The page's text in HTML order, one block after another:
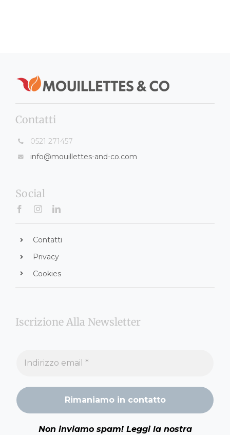
Contatti
0521 271457
info@mouillettes-and-co.com
Social
Contatti
Privacy
Cookies
Iscrizione Alla Newsletter
Non inviamo spam! Leggi la nostra